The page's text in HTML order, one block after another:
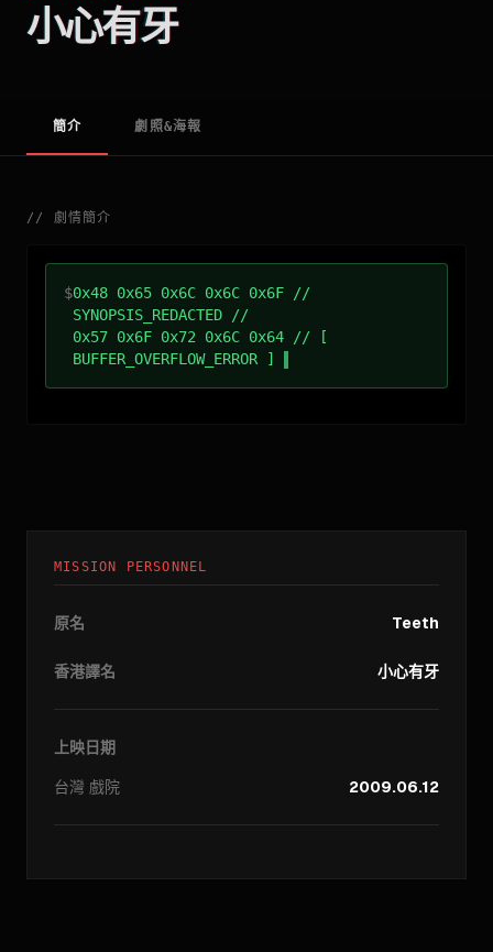
小心有牙
簡介 劇照&海報
// 劇情簡介
$0x48 0x65 0x6C 0x6C 0x6F //
SYNOPSIS_REDACTED //
0x57 0x6F 0x72 0x6C 0x64 // [
BUFFER_OVERFLOW_ERROR ]
MISSION PERSONNEL
原名 Teeth
香港譯名 小心有牙
上映日期
台灣 戲院 2009.06.12